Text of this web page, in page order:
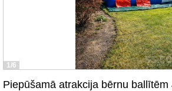
1/6
Piepūšamā atrakcija bērnu ballītēm